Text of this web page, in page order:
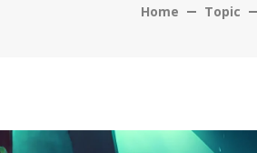
Home Topic